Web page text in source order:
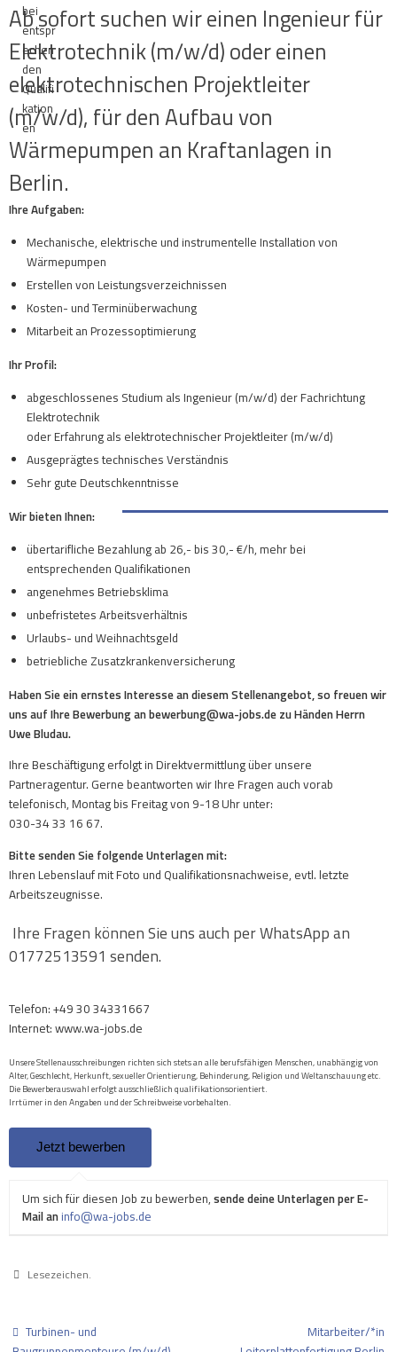
Ab sofort suchen wir einen Ingenieur für
Elektrotechnik (m/w/d) oder einen
elektrotechnischen Projektleiter
(m/w/d), für den Aufbau von
Wärmepumpen an Kraftanlagen in
Berlin.
Ihre Aufgaben:
Mechanische, elektrische und instrumentelle Installation von
Wärmepumpen
Erstellen von Leistungsverzeichnissen
Kosten- und Terminüberwachung
Mitarbeit an Prozessoptimierung
Ihr Profil:
abgeschlossenes Studium als Ingenieur (m/w/d) der Fachrichtung
Elektrotechnik
oder Erfahrung als elektrotechnischer Projektleiter (m/w/d)
Ausgeprägtes technisches Verständnis
Sehr gute Deutschkenntnisse
Wir bieten Ihnen:
übertarifliche Bezahlung ab 26,- bis 30,- €/h, mehr bei
entsprechenden Qualifikationen
angenehmes Betriebsklima
unbefristetes Arbeitsverhältnis
Urlaubs- und Weihnachtsgeld
betriebliche Zusatzkrankenversicherung
Haben Sie ein ernstes Interesse an diesem Stellenangebot, so freuen wir
uns auf Ihre Bewerbung an bewerbung@wa-jobs.de zu Händen Herrn
Uwe Bludau.
Ihre Beschäftigung erfolgt in Direktvermittlung über unsere
Partneragentur. Gerne beantworten wir Ihre Fragen auch vorab
telefonisch, Montag bis Freitag von 9-18 Uhr unter:
030-34 33 16 67.
Bitte senden Sie folgende Unterlagen mit:
Ihren Lebenslauf mit Foto und Qualifikationsnachweise, evtl. letzte
Arbeitszeugnisse.
Ihre Fragen können Sie uns auch per WhatsApp an
01772513591 senden.
Telefon: +49 30 34331667
Internet: www.wa-jobs.de
Unsere Stellenausschreibungen richten sich stets an alle berufsfähigen Menschen, unabhängig von
Alter, Geschlecht, Herkunft, sexueller Orientierung, Behinderung, Religion und Weltanschauung etc.
Die Bewerberauswahl erfolgt ausschließlich qualifikationsorientiert.
Irrtümer in den Angaben und der Schreibweise vorbehalten.
Um sich für diesen Job zu bewerben, sende deine Unterlagen per E-
Mail an info@wa-jobs.de
Lesezeichen.
Turbinen- und
Mitarbeiter/*in